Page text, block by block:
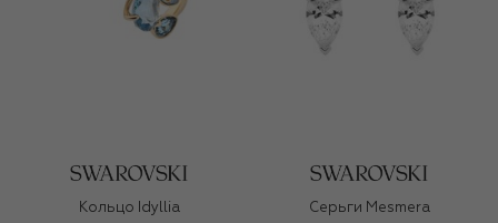
Кольцо Idyllia
Серьги Mesmera